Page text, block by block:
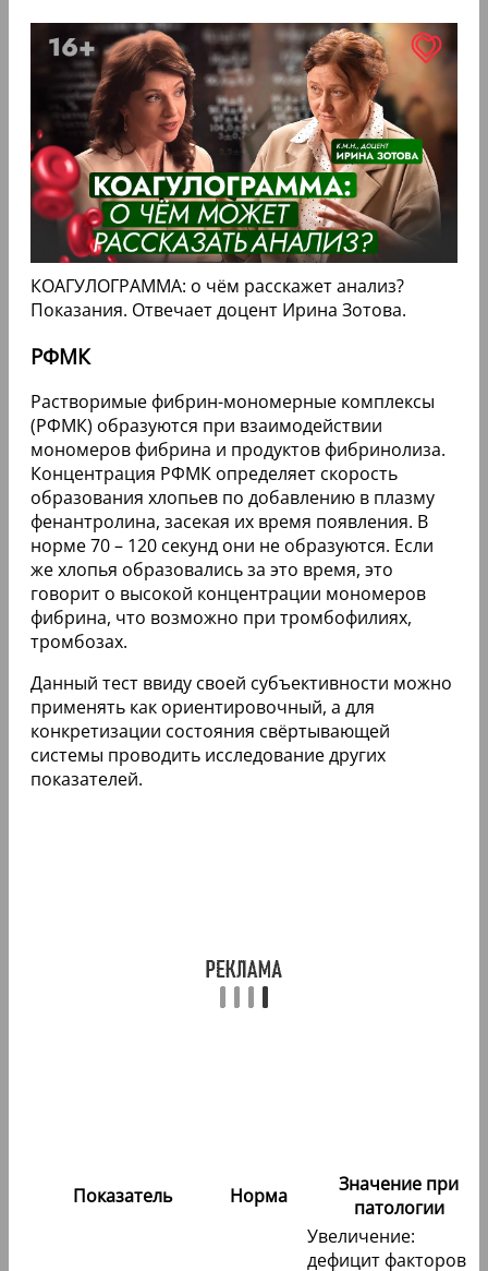
КОАГУЛОГРАММА: о чём расскажет анализ?
Показания. Отвечает доцент Ирина Зотова.
РФМК
Растворимые фибрин-мономерные комплексы
(РФМК) образуются при взаимодействии
мономеров фибрина и продуктов фибринолиза.
Концентрация РФМК определяет скорость
образования хлопьев по добавлению в плазму
фенантролина, засекая их время появления. В
норме 70 – 120 секунд они не образуются. Если
же хлопья образовались за это время, это
говорит о высокой концентрации мономеров
фибрина, что возможно при тромбофилиях,
тромбозах.
Данный тест ввиду своей субъективности можно
применять как ориентировочный, а для
конкретизации состояния свёртывающей
системы проводить исследование других
показателей.
Показатель Норма
Значение при
патологии
Увеличение:
дефицит факторов